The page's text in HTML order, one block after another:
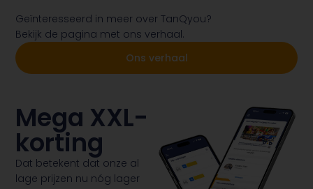
Geïnteresseerd in meer over TanQyou?
Bekijk de pagina met ons verhaal.
Ons verhaal
Mega XXL-
korting
Dat betekent dat onze al
lage prijzen nu nóg lager